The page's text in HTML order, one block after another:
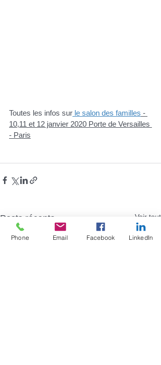
Toutes les infos sur le salon des familles -
10,11 et 12 janvier 2020 Porte de Versailles
- Paris
Posts récents Voir tout
Phone Email Facebook LinkedIn